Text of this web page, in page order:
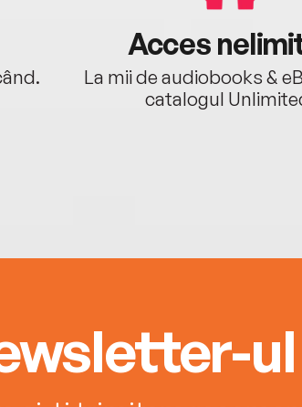
Acces
La mii de audiobooks &
catalogul